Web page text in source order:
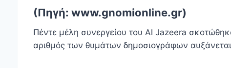
(Πηγή: www.gnomionline.gr)
Πέντε μέλη συνεργείου του Al Jazeera
αριθμός των θυμάτων δημοσιογράφων